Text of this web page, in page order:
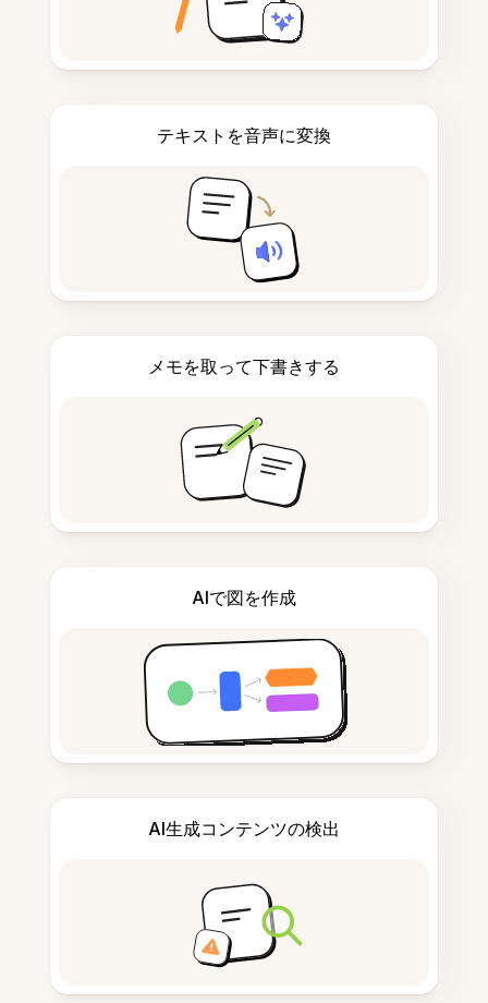
テキストを音声に変換
メモを取って下書きする
AIで図を作成
AI生成コンテンツの検出